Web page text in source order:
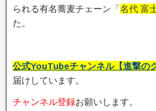
られる有名蕎麦チェーン「名代 富
た。
公式YouTubeチャンネル【進撃の
届けしています。
チャンネル登録お願いします。